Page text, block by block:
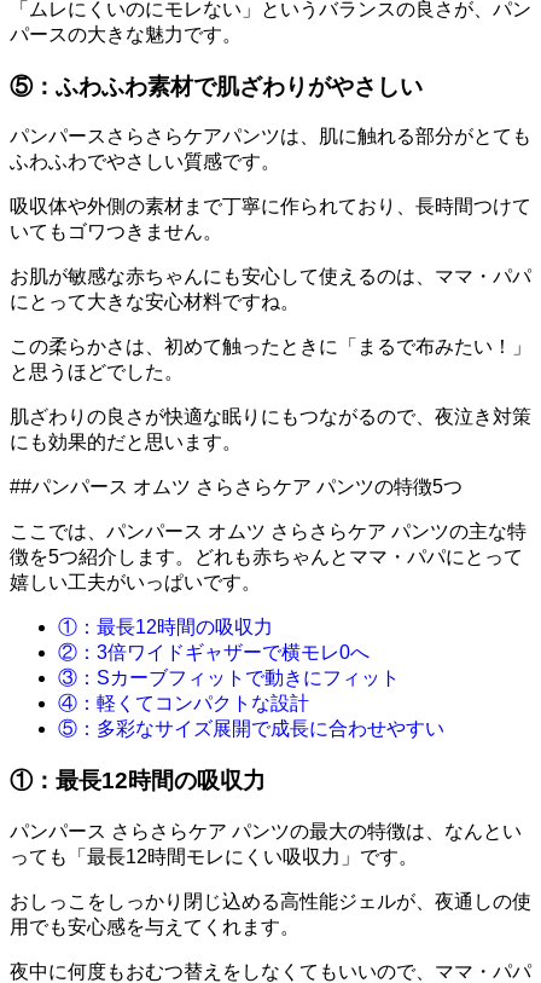
「ムレにくいのにモレない」というバランスの良さが、パン
パースの大きな魅力です。
⑤：ふわふわ素材で肌ざわりがやさしい
パンパースさらさらケアパンツは、肌に触れる部分がとても
ふわふわでやさしい質感です。
吸収体や外側の素材まで丁寧に作られており、長時間つけて
いてもゴワつきません。
お肌が敏感な赤ちゃんにも安心して使えるのは、ママ・パパ
にとって大きな安心材料ですね。
この柔らかさは、初めて触ったときに「まるで布みたい！」
と思うほどでした。
肌ざわりの良さが快適な眠りにもつながるので、夜泣き対策
にも効果的だと思います。
##パンパース オムツ さらさらケア パンツの特徴5つ
ここでは、パンパース オムツ さらさらケア パンツの主な特
徴を5つ紹介します。どれも赤ちゃんとママ・パパにとって
嬉しい工夫がいっぱいです。
①：最長12時間の吸収力
②：3倍ワイドギャザーで横モレ0へ
③：Sカーブフィットで動きにフィット
④：軽くてコンパクトな設計
⑤：多彩なサイズ展開で成長に合わせやすい
①：最長12時間の吸収力
パンパース さらさらケア パンツの最大の特徴は、なんとい
っても「最長12時間モレにくい吸収力」です。
おしっこをしっかり閉じ込める高性能ジェルが、夜通しの使
用でも安心感を与えてくれます。
夜中に何度もおむつ替えをしなくてもいいので、ママ・パパ